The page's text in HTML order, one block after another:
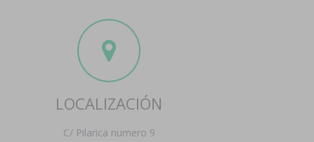
LOCALIZACIÓN
C/ Pilarica numero 9